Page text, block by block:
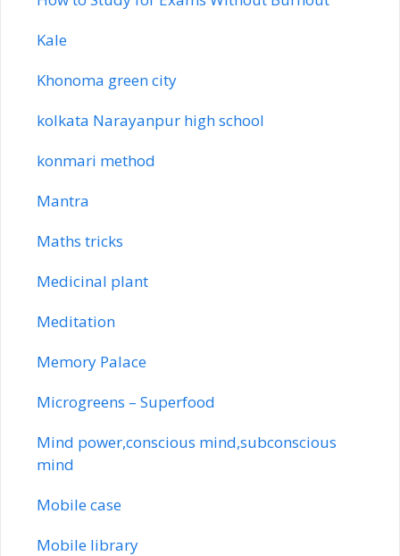
Kale
Khonoma green city
kolkata Narayanpur high school
konmari method
Mantra
Maths tricks
Medicinal plant
Meditation
Memory Palace
Microgreens – Superfood
Mind power,conscious mind,subconscious
mind
Mobile case
Mobile library